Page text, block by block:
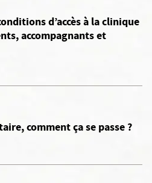
d’accès à la clinique
accompagnants et
comment ça se passe ?